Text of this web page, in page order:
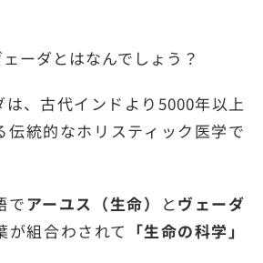
ーダとはなんでしょう？
は、古代インドより5000年以上
伝統的なホリスティック医学で
で アーユス（生命） とヴェーダ
が組合わされて 「生命の科学」